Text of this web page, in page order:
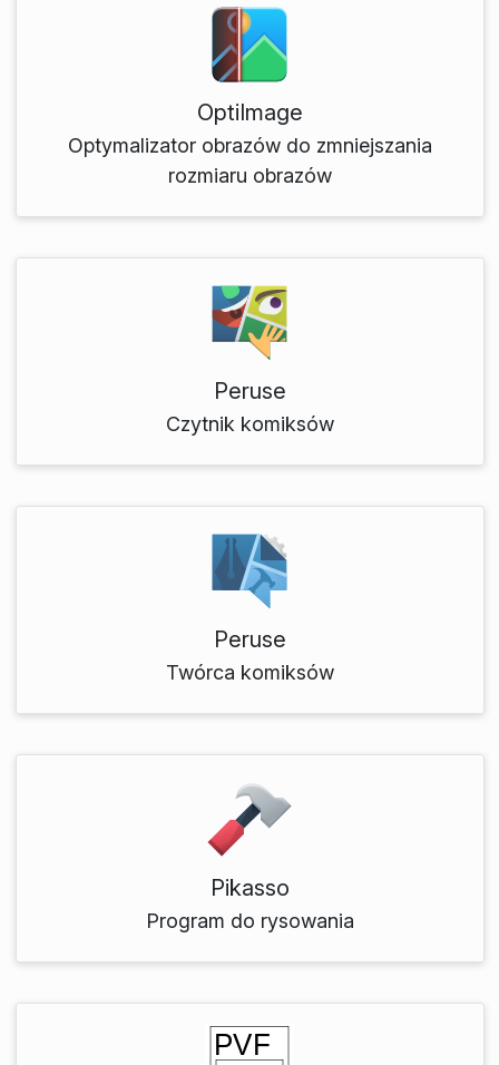
OptiImage
Optymalizator obrazów do zmniejszania
rozmiaru obrazów
Peruse
Czytnik komiksów
Peruse
Twórca komiksów
Pikasso
Program do rysowania